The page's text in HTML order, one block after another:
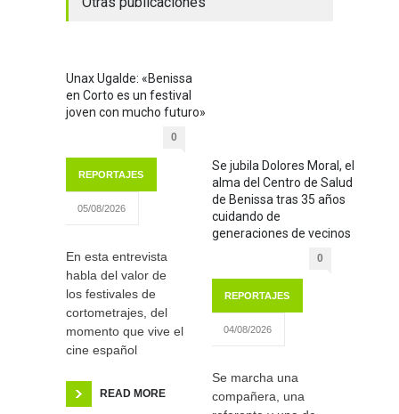
Unax Ugalde: «Benissa
en Corto es un festival
joven con mucho futuro»
0
REPORTAJES
05/08/2026
En esta entrevista
habla del valor de
los festivales de
cortometrajes, del
momento que vive el
cine español
READ MORE
Se jubila Dolores Moral, el
alma del Centro de Salud
de Benissa tras 35 años
cuidando de
generaciones de vecinos
0
REPORTAJES
04/08/2026
Se marcha una
compañera, una